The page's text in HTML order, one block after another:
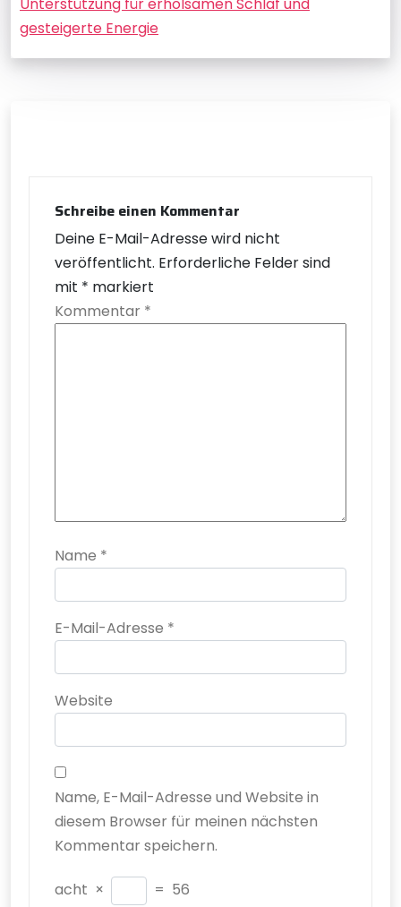
gesteigerte Energie
Schreibe einen Kommentar
Deine E-Mail-Adresse wird nicht
veröffentlicht. Erforderliche Felder sind
mit * markiert
Kommentar *
Name *
E-Mail-Adresse *
Website
Name, E-Mail-Adresse und Website in
diesem Browser für meinen nächsten
Kommentar speichern.
acht × = 56